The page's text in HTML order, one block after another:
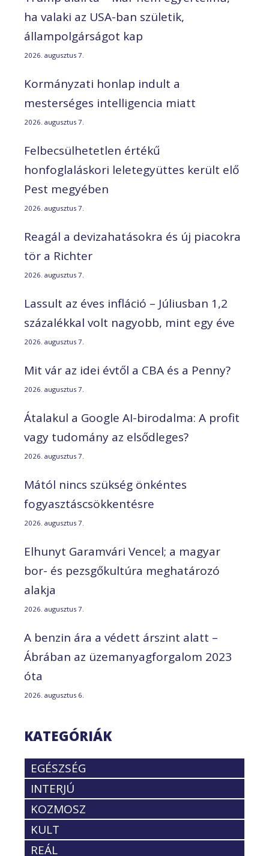
ha valaki az USA-ban születik,
állampolgárságot kap
2026. augusztus 7.
Kormányzati honlap indult a
mesterséges intelligencia miatt
2026. augusztus 7.
Felbecsülhetetlen értékű
honfoglaláskori leletegyüttes került elő
Pest megyében
2026. augusztus 7.
Reagál a devizahatásokra és új piacokra
tör a Richter
2026. augusztus 7.
Lassult az éves infláció – Júliusban 1,2
százalékkal volt nagyobb, mint egy éve
2026. augusztus 7.
Mit vár az idei évtől a CBA és a Penny?
2026. augusztus 7.
Átalakul a Google AI-birodalma: A profit
vagy tudomány az elsődleges?
2026. augusztus 7.
Mától nincs szükség önkéntes
fogyasztáscsökkentésre
2026. augusztus 7.
Elhunyt Garamvári Vencel; a magyar
bor- és pezsgőkultúra meghatározó
alakja
2026. augusztus 7.
A benzin ára a védett árszint alatt –
Ábrában az üzemanyagforgalom 2023
óta
2026. augusztus 6.
KATEGÓRIÁK
EGÉSZSÉG
INTERJÚ
KOZMOSZ
KULT
REÁL